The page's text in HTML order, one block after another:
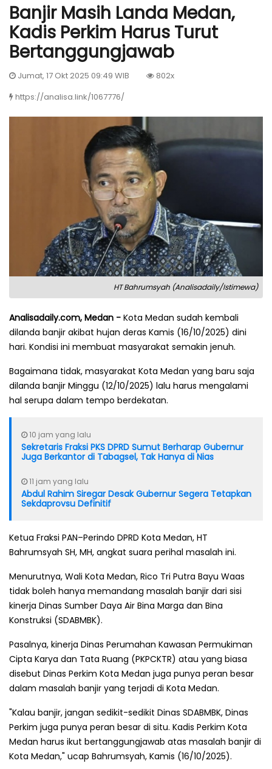
Banjir Masih Landa Medan,
Kadis Perkim Harus Turut
Bertanggungjawab
Jumat, 17 Okt 2025 09:49 WIB
802x
https://analisa.link/1067776/
HT Bahrumsyah (Analisadaily/Istimewa)
Analisadaily.com, Medan - Kota Medan sudah kembali
dilanda banjir akibat hujan deras Kamis (16/10/2025) dini
hari. Kondisi ini membuat masyarakat semakin jenuh.
Bagaimana tidak, masyarakat Kota Medan yang baru saja
dilanda banjir Minggu (12/10/2025) lalu harus mengalami
hal serupa dalam tempo berdekatan.
10 jam yang lalu
Sekretaris Fraksi PKS DPRD Sumut Berharap Gubernur
Juga Berkantor di Tabagsel, Tak Hanya di Nias
11 jam yang lalu
Abdul Rahim Siregar Desak Gubernur Segera Tetapkan
Sekdaprovsu Definitif
Ketua Fraksi PAN–Perindo DPRD Kota Medan, HT
Bahrumsyah SH, MH, angkat suara perihal masalah ini.
Menurutnya, Wali Kota Medan, Rico Tri Putra Bayu Waas
tidak boleh hanya memandang masalah banjir dari sisi
kinerja Dinas Sumber Daya Air Bina Marga dan Bina
Konstruksi (SDABMBK).
Pasalnya, kinerja Dinas Perumahan Kawasan Permukiman
Cipta Karya dan Tata Ruang (PKPCKTR) atau yang biasa
disebut Dinas Perkim Kota Medan juga punya peran besar
dalam masalah banjir yang terjadi di Kota Medan.
"Kalau banjir, jangan sedikit-sedikit Dinas SDABMBK, Dinas
Perkim juga punya peran besar di situ. Kadis Perkim Kota
Medan harus ikut bertanggungjawab atas masalah banjir di
Kota Medan," ucap Bahrumsyah, Kamis (16/10/2025).